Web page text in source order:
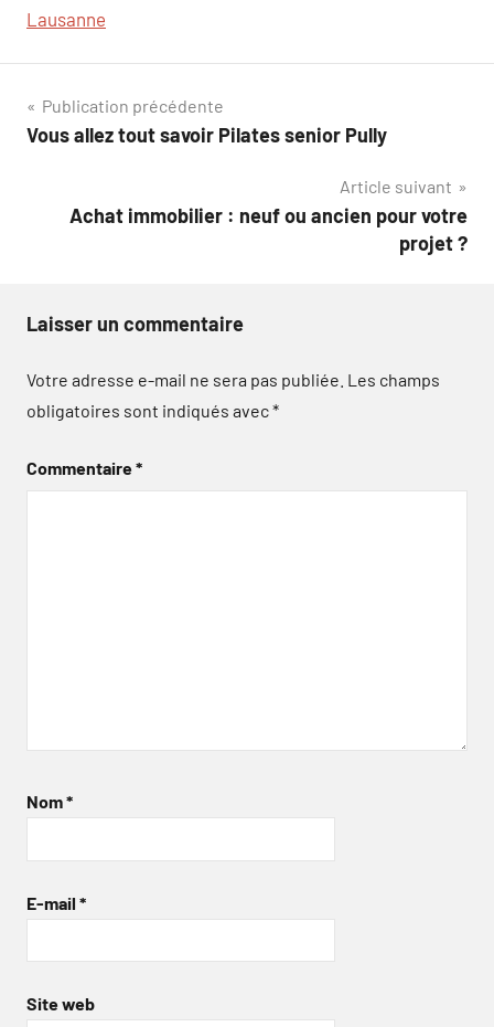
Lausanne
Navigation
de
Publication précédente
Vous allez tout savoir Pilates senior Pully
Article suivant
Achat immobilier : neuf ou ancien pour votre
projet ?
Laisser un commentaire
Votre adresse e-mail ne sera pas publiée. Les champs
obligatoires sont indiqués avec*
Commentaire*
Nom*
E-mail *
Site web